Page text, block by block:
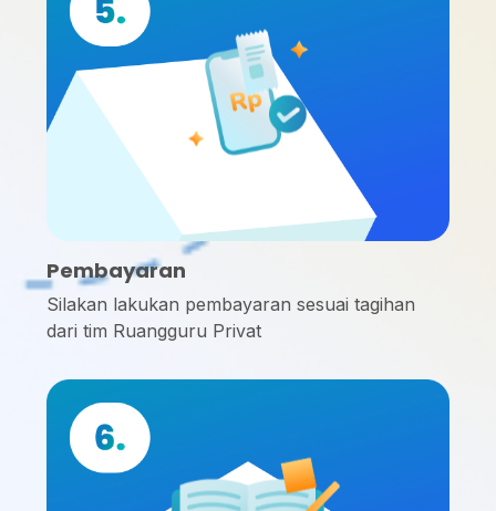
Pembayaran
Silakan lakukan pembayaran sesuai tagihan
dari tim Ruangguru Privat